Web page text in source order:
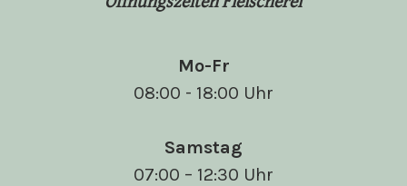
Mo-Fr
08:00 - 18:00 Uhr
Samstag
07:00 – 12:30 Uhr